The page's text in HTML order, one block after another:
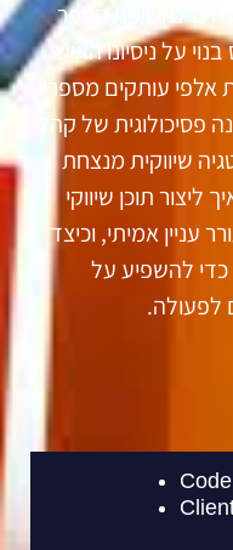
לחשיפת הספר
על ניסיונו האישי
עותקים מספריו,
פסיכולוגית של קהל
שיווקית מנצחת
תוכן שיווקי
אמיתי, וכיצד
כדי להשפיע על
לפעולה.